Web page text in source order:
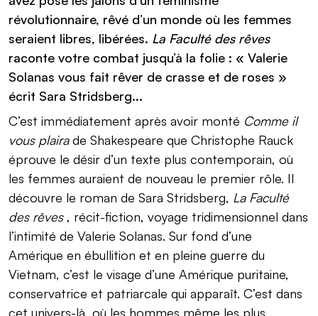
révolutionnaire, rêvé d’un monde où les femmes
seraient libres, libérées. La Faculté des rêves
raconte votre combat jusqu’à la folie : « Valerie
Solanas vous fait rêver de crasse et de roses »
écrit Sara Stridsberg...
C’est immédiatement après avoir monté Comme il
vous plairade Shakespeare que Christophe Rauck
éprouve le désir d’un texte plus contemporain, où
les femmes auraient de nouveau le premier rôle. Il
découvre le roman de Sara Stridsberg, La Faculté
des rêves, récit-fiction, voyage tridimensionnel dans
l’intimité de Valerie Solanas. Sur fond d’une
Amérique en ébullition et en pleine guerre du
Vietnam, c’est le visage d’une Amérique puritaine,
conservatrice et patriarcale qui apparaît. C’est dans
cet univers-là, où les hommes même les plus